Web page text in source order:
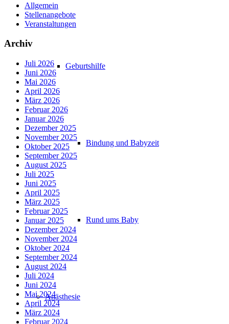
Geburtshilfe
Bindung und Babyzeit
Rund ums Baby
Anästhesie
Allgemein
Stellenangebote
Veranstaltungen
Archiv
Juli 2026
Juni 2026
Mai 2026
April 2026
März 2026
Februar 2026
Januar 2026
Dezember 2025
November 2025
Oktober 2025
September 2025
August 2025
Juli 2025
Juni 2025
April 2025
März 2025
Februar 2025
Januar 2025
Dezember 2024
November 2024
Oktober 2024
September 2024
August 2024
Juli 2024
Juni 2024
Mai 2024
April 2024
März 2024
Februar 2024